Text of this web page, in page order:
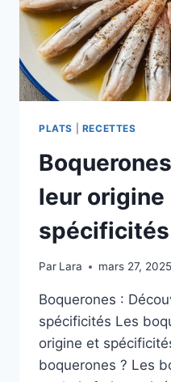
PLATS RECETTES
leur origine
spécificités
Par Lara mars 27, 2025
Boquerones :
spécificités Les
origine et
boquerones ? Les